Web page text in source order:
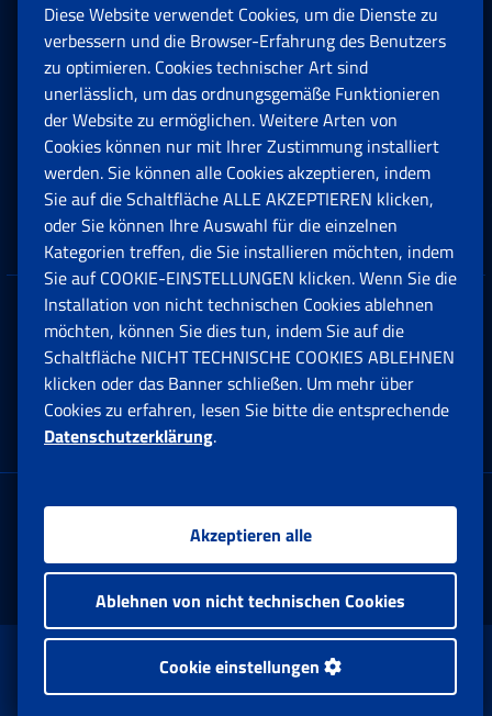
Rente und Sozialversicherung
Arbeit
Beihilfen, Subventionen und Entschädigungen
Unternehmen und Freiberufler
Datenschutz
Cookie einstellungen
Multikanal-Contact Center
Firmensitz:
Via Ciro il Grande, 21
00144 Roma
www.inps.gov.it © 1997-2025
Istituto Nazionale Previdenza Sociale.
Diese Website verwendet Cookies, um die Dienste zu
verbessern und die Browser-Erfahrung des Benutzers
zu optimieren. Cookies technischer Art sind
unerlässlich, um das ordnungsgemäße Funktionieren
der Website zu ermöglichen. Weitere Arten von
Cookies können nur mit Ihrer Zustimmung installiert
werden. Sie können alle Cookies akzeptieren, indem
Sie auf die Schaltfläche ALLE AKZEPTIEREN klicken,
oder Sie können Ihre Auswahl für die einzelnen
Kategorien treffen, die Sie installieren möchten, indem
Sie auf COOKIE-EINSTELLUNGEN klicken. Wenn Sie die
Installation von nicht technischen Cookies ablehnen
möchten, können Sie dies tun, indem Sie auf die
Schaltfläche NICHT TECHNISCHE COOKIES ABLEHNEN
klicken oder das Banner schließen. Um mehr über
Cookies zu erfahren, lesen Sie bitte die entsprechende
Datenschutzerklärung.
Akzeptieren alle
Ablehnen von nicht technischen Cookies
Cookie einstellungen